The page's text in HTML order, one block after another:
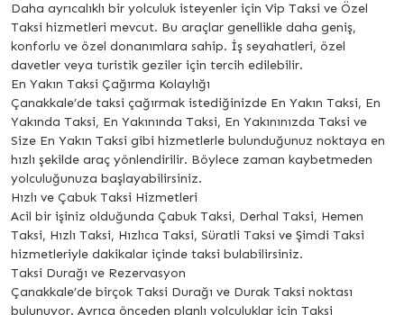
Daha ayrıcalıklı bir yolculuk isteyenler için Vip Taksi ve Özel
Taksi hizmetleri mevcut. Bu araçlar genellikle daha geniş,
konforlu ve özel donanımlara sahip. İş seyahatleri, özel
davetler veya turistik geziler için tercih edilebilir.
En Yakın Taksi Çağırma Kolaylığı
Çanakkale’de taksi çağırmak istediğinizde En Yakın Taksi, En
Yakında Taksi, En Yakınında Taksi, En Yakınınızda Taksi ve
Size En Yakın Taksi gibi hizmetlerle bulunduğunuz noktaya en
hızlı şekilde araç yönlendirilir. Böylece zaman kaybetmeden
yolculuğunuza başlayabilirsiniz.
Hızlı ve Çabuk Taksi Hizmetleri
Acil bir işiniz olduğunda Çabuk Taksi, Derhal Taksi, Hemen
Taksi, Hızlı Taksi, Hızlıca Taksi, Süratli Taksi ve Şimdi Taksi
hizmetleriyle dakikalar içinde taksi bulabilirsiniz.
Taksi Durağı ve Rezervasyon
Çanakkale’de birçok Taksi Durağı ve Durak Taksi noktası
bulunuyor. Ayrıca önceden planlı yolculuklar için Taksi